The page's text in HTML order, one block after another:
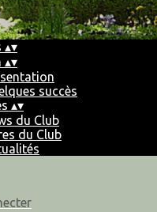
futurs événements
récents événements
▴▾
▴▾
succès
▴▾
du Club
du Club